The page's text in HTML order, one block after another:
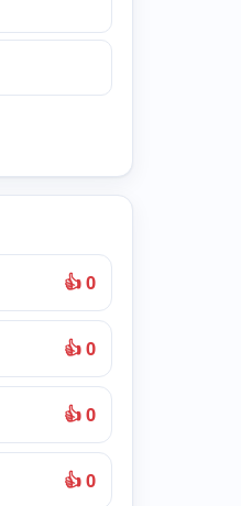
👍 0
👍 0
👍 0
👍 0